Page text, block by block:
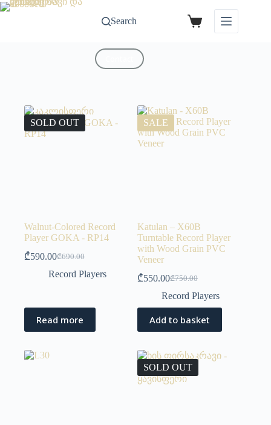
Search
SOLD OUT
Walnut-Colored Record
Player GOKA - RP14
₾690.00
₾590.00
Record Players
Read more
SALE
Katulan – X60B
Turntable Record Player
with Wood Grain PVC
Veneer
₾750.00
₾550.00
Record Players
Add to basket
SOLD OUT